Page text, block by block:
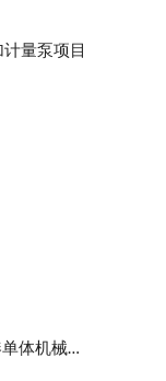
量泵项目
道茨FM050N-30FM系列紧凑单体机械隔膜泵